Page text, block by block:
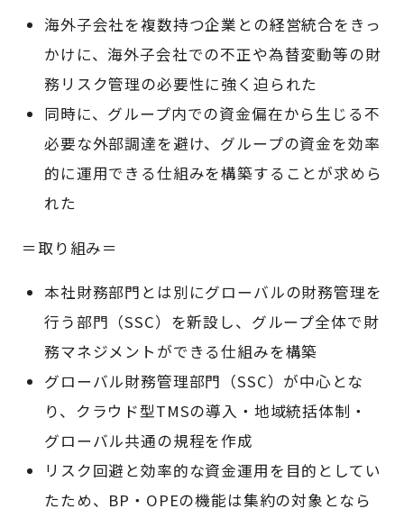
海外子会社を複数持つ企業との経営統合をきっ
かけに、海外子会社での不正や為替変動等の財
務リスク管理の必要性に強く 迫られた
同時に、グループ内での資金偏在から生じる不
必要な外部調達を避け、グループの資金を効率
的に運用できる仕組みを構築することが求めら
れた
＝取り組み＝
本社財務部門とは別にグローバルの財務管理を
行う部門（SSC）を新設し、グループ全体で財
務マネジメントができる仕組みを構築
グローバル財務管理部門（SSC）が中心とな
り、クラウド型TMSの導入・地域統括体制・
グローバル共通の規程を作成
リスク回避と効率的な資金運用を目的としてい
たため、BP・OPEの機能は集約の対象となら